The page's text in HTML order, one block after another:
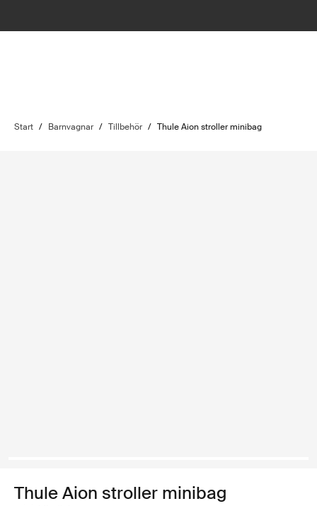
Start / Barnvagnar / Tillbehör / Thule Aion stroller minibag
Thule Aion stroller minibag